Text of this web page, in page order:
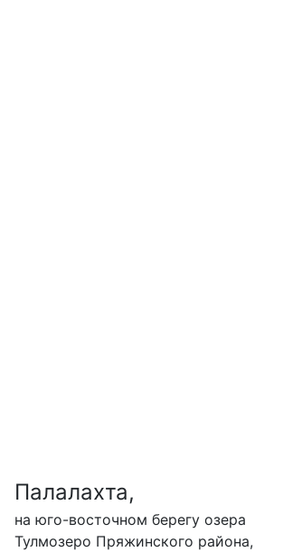
Палалахта,
на юго-восточном берегу озера
Тулмозеро Пряжинского района,